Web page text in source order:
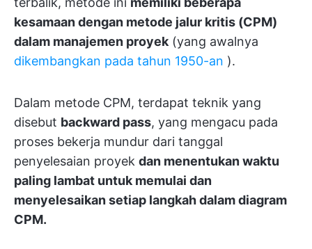
kesamaan dengan metode jalur kritis (CPM)
dalam manajemen proyek (yang awalnya
dikembangkan pada tahun 1950-an ).
Dalam metode CPM, terdapat teknik yang
disebut backward pass, yang mengacu pada
proses bekerja mundur dari tanggal
penyelesaian proyek dan menentukan waktu
paling lambat untuk memulai dan
menyelesaikan setiap langkah dalam diagram
CPM.